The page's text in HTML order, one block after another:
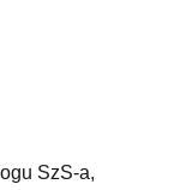
SzS-a,